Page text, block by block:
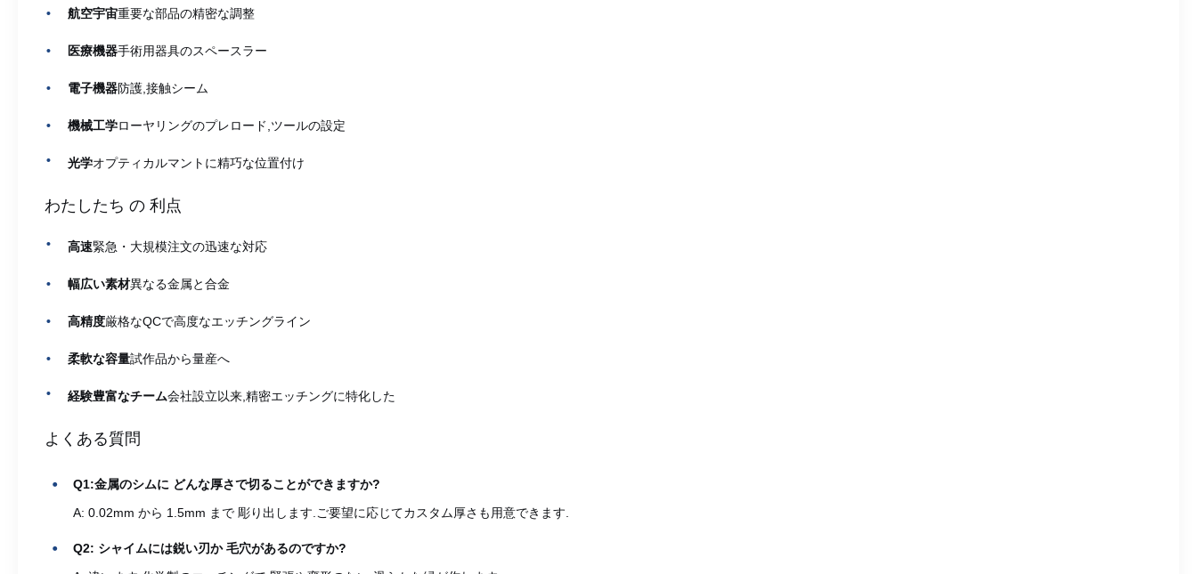
航空宇宙重要な部品の精密な調整
医療機器手術用器具のスペースラー
電子機器防護,接触シーム
機械工学ローヤリングのプレロード,ツールの設定
光学オプティカルマントに精巧な位置付け
わたしたち の 利点
高速緊急・大規模注文の迅速な対応
幅広い素材異なる金属と合金
高精度厳格なQCで高度なエッチングライン
柔軟な容量試作品から量産へ
経験豊富なチーム会社設立以来,精密エッチングに特化した
よくある質問
Q1:金属のシムに どんな厚さで切ることができますか?
A: 0.02mm から 1.5mm まで 彫り出します.ご要望に応じてカスタム厚さも用意できます.
Q2: シャイムには鋭い刃か 毛穴があるのですか?